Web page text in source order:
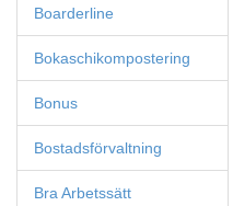
Boarderline
Bokaschikompostering
Bonus
Bostadsförvaltning
Bra Arbetssätt